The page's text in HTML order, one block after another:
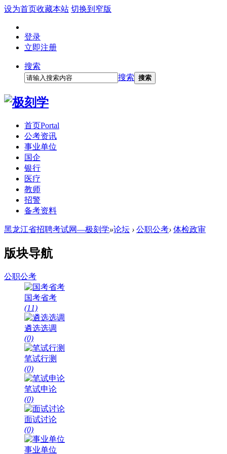
设为首页收藏本站 切换到窄版
登录
立即注册
搜索
搜索 搜索
首页Portal
公考资讯
事业单位
国企
银行
医疗
教师
招警
备考资料
黑龙江省招聘考试网—极刻学»论坛 › 公职公考› 体检政审
版块导航
公职公考
国考省考
(11)
遴选选调
(0)
笔试行测
(0)
笔试申论
(0)
面试讨论
(0)
事业单位